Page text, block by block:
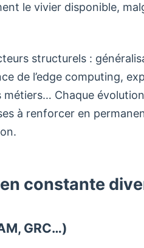
le vivier disponible,
structurels :
de l’edge computing,
métiers… Chaque
à renforcer en
constante
GRC…)